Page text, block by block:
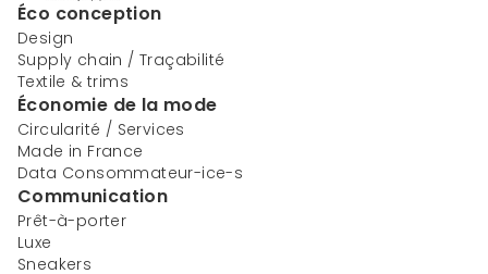
Éco conception
Design
Supply chain / Traçabilité
Textile & trims
Économie de la mode
Circularité / Services
Made in France
Data Consommateur-ice-s
Communication
Prêt-à-porter
Luxe
Sneakers